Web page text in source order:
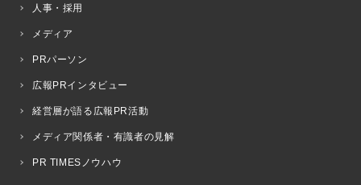
人事・採用
メディア
PRパーソン
広報PRインタビュー
経営層が語る広報PR活動
メディア関係者・有識者の見解
PR TIMESノウハウ